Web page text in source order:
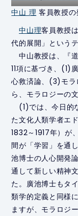
中山 理 客員教授の
中山理客員教授
代的展開」という
中山教授は、『
11項に基づき、(1)
心救済論、(3)モラ
ら、モラロジーの
(1)では、今日的
た文化人類学者エ
1832～1917年）が
間が「学習」を通
池博士の人心開発
通して新しい精神
た。廣池博士もタ
類学的定義と同様
ますが、モラロジ